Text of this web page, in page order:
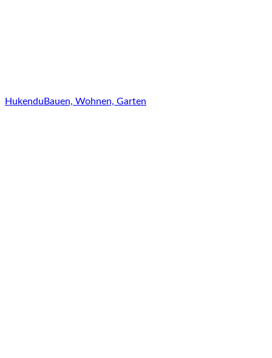
Hukendu Bauen, Wohnen, Garten